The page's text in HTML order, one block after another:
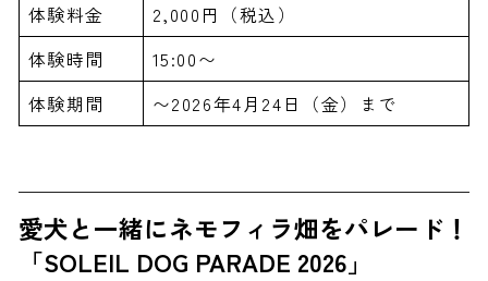
体験料金
2,000円（税込）
体験時間
15:00〜
体験期間
〜2026年4月24日（金）まで
愛犬と一緒にネモフィラ畑をパレード！
「SOLEIL DOG PARADE 2026」